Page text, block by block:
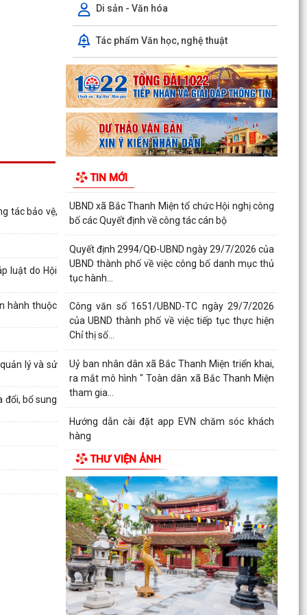
tác bảo vệ,
luật do Hội
hành thuộc
lý và sử
đổi, bổ sung
Di sản - Văn hóa
Tác phẩm Văn học, nghệ thuật
TIN MỚI
của Ủy ban nhân dân Thành phố về việc công bố
thủ tục...
Thông báo về việc công bố thủ tục hành chính
nội bộ mới ban hành thuộc phạm vi chức năng
quản lý...
Không thu lệ phí đăng ký kinh doanh đối với hộ
kinh doanh, hợp tác xã, Liên hiệp Hợp tác xã
Bộ Chính trị quyết định đổi tên Ban Tuyên giáo
Trung...
UBND xã Bắc Thanh Miện tổ chức Hội nghị công
bố các Quyết định về công tác cán bộ
Quyết định 2994/QĐ-UBND ngày 29/7/2026 của
UBND thành phố về việc công bố danh mục thủ
tục hành...
Công văn số 1651/UBND-TC ngày 29/7/2026
của UBND thành phố về việc tiếp tục thực hiện
Chỉ thị số...
Uỷ ban nhân dân xã Bắc Thanh Miện triển khai,
ra mắt mô hình " Toàn dân xã Bắc Thanh Miện
tham gia...
Hướng dẫn cài đặt app EVN chăm sóc khách
hàng
Nâng cao cảnh giác, bảo vệ nền tảng tư tưởng
của Đảng trên không gian mạng
96 năm - chặng đường vẻ vang, tự hào của
công tác tuyên giáo của Đảng
Hôj đồng nhân dân xã Bắc Thanh Miện khoá II,
nhiệm kỳ 2026-2031 tổ chức thành công kỳ họp
thứ III
Công văn triển khai thực hiện các Nghị quyết
THƯ VIỆN ẢNH